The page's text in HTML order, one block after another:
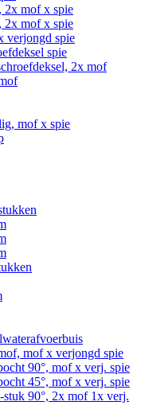
2x mof x spie
2x mof x spie
verjongd spie
spie
2x mof
mof x spie
mof x verjongd spie
90°, mof x verj. spie
45°, mof x verj. spie
stuk 90°, 2x mof 1x verj.